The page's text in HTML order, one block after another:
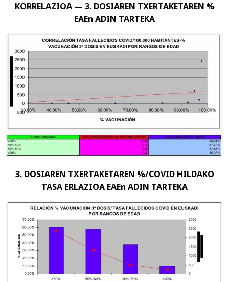
KORRELAZIOA — 3. DOSIAREN TXERTAKETAREN %
EAEn ADIN TARTEKA
3. DOSIAREN TXERTAKETAREN %/COVID HILDAKO
TASA ERLAZIOA EAEn ADIN TARTEKA